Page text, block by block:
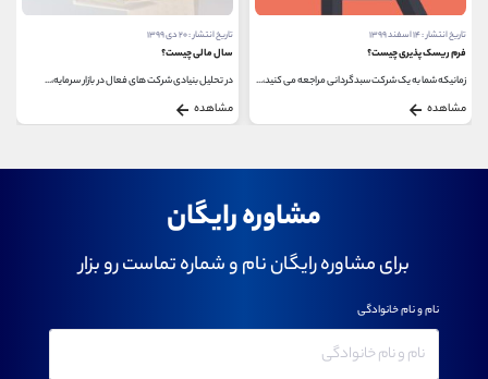
تاریخ انتشار : ۱۴ اسفند ۱۳۹۹
فرم ریسک پذیری چیست؟
زمانیکه شما به یک شرکت سبدگردانی مراجعه می کنید،...
مشاهده
تاریخ انتشار : ۲۰ دی ۱۳۹۹
سال مالی چیست؟
در تحلیل بنیادی شرکت های فعال در بازار سرمایه،...
مشاهده
مشاوره رایگان
برای مشاوره رایگان نام و شماره تماست رو بزار
نام و نام خانوادگی